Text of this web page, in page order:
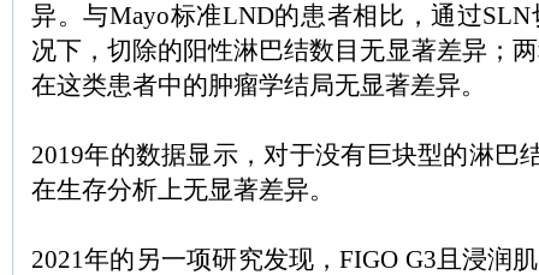
异。与Mayo标准LND的患者相比，通过
况下，切除的阳性淋巴结数目无显著差异；
在这类患者中的肿瘤学结局无显著差异。
2019年的数据显示，对于没有巨块型的淋巴
在生存分析上无显著差异。
2021年的另一项研究发现，FIGO G3且浸润